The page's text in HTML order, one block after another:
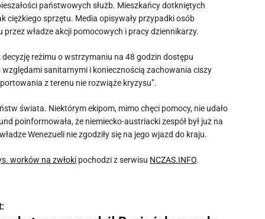
państwowych służb. Mieszkańcy dotkniętych
ciężkiego sprzętu. Media opisywały przypadki osób
władze akcji pomocowych i pracy dziennikarzy.
reżimu o wstrzymaniu na 48 godzin dostępu
sanitarnymi i koniecznością zachowania ciszy
z terenu nie rozwiąże kryzysu”.
świata. Niektórym ekipom, mimo chęci pomocy, nie udało
poinformowała, że niemiecko-austriacki zespół był już na
Wenezueli nie zgodziły się na jego wjazd do kraju.
worków na zwłoki pochodzi z serwisu NCZAS.INFO.